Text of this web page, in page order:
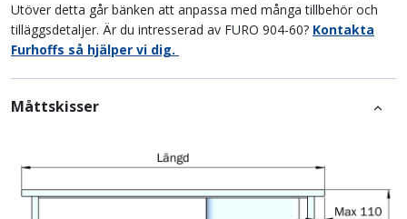
Utöver detta går bänken att anpassa med många tillbehör och
tilläggsdetaljer. Är du intresserad av FURO 904-60? Kontakta
Furhoffs så hjälper vi dig.
Måttskisser